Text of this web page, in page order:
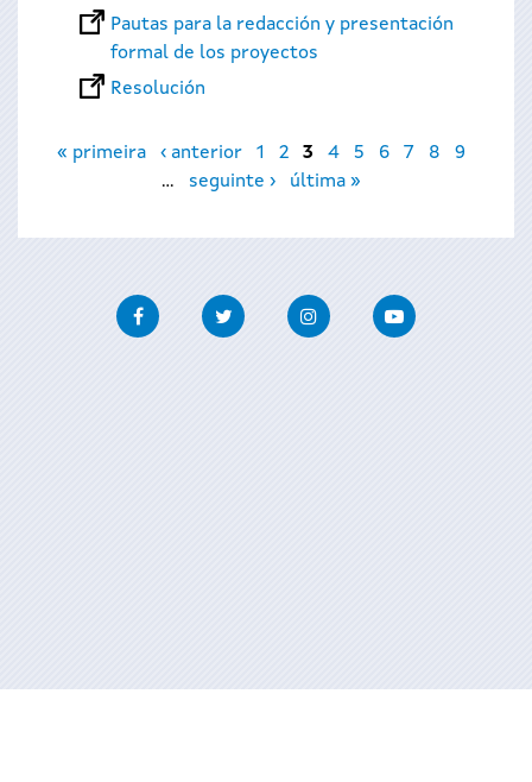
Pautas para la redacción y presentación
formal de los proyectos
Resolución
Páginas
« primeira ‹ anterior 1 2 3 4 5 6 7 8
9
…
seguinte › última »
FacebookTwitter InstagramYoutube